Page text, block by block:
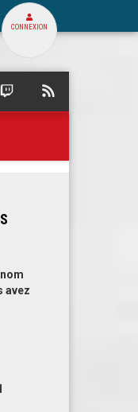
CONNEXION
SQUARE
avez